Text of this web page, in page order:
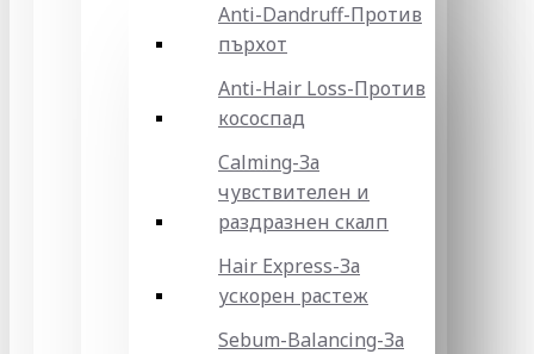
Anti-Dandruff-Против
пърхот
Anti-Hair Loss-Против
кососпад
Calming-За
чувствителен и
раздразнен скалп
Hair Express-За
ускорен растеж
Sebum-Balancing-За